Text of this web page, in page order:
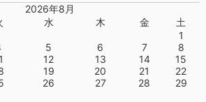
2026年8月
水 木 金
土
1
5 6 7
8
12 13 14
15
19 20 21
22
26 27 28
29